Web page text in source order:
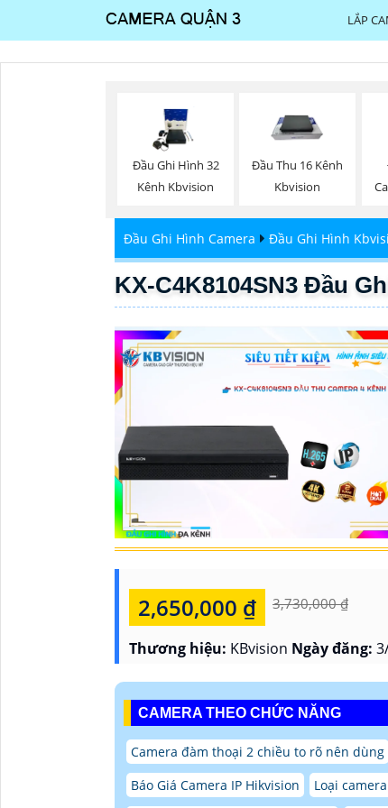
LẮP
Đầu Ghi Hình 32
Kênh Kbvision
Đầu Thu 16 Kênh
Kbvision
Đầu Ghi Hình Camera Đầu Ghi Hình
KX-C4K8104SN3 Đầu
2,650,000 ₫ 3,730,000 ₫
Thương hiệu: KBvision Ngày đăng:
CAMERA THEO CHỨC NĂNG
Camera đàm thoại 2 chiều to rõ nên dùng
Báo Giá Camera IP Hikvision
Loại